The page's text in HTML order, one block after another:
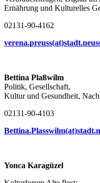
Ernährung und Kulturelles
02131-90-4162
Bettina Plaßwilm
Politik, Gesellschaft,
Kultur und Gesundheit,
02131-90-4103
Yonca Karagüzel